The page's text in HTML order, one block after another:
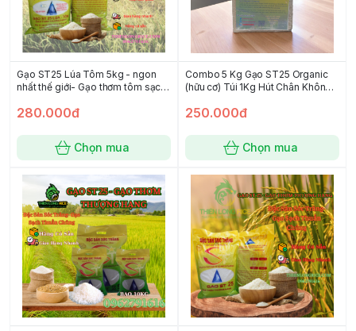
Gạo ST25 Lúa Tôm 5kg - ngon
nhất thế giới- Gạo thơm tôm sạch
280.000đ
Chọn mua
Combo 5 Kg Gạo ST25 Organic
(hữu cơ) Túi 1Kg Hút Chân Không -
250.000đ
Chọn mua